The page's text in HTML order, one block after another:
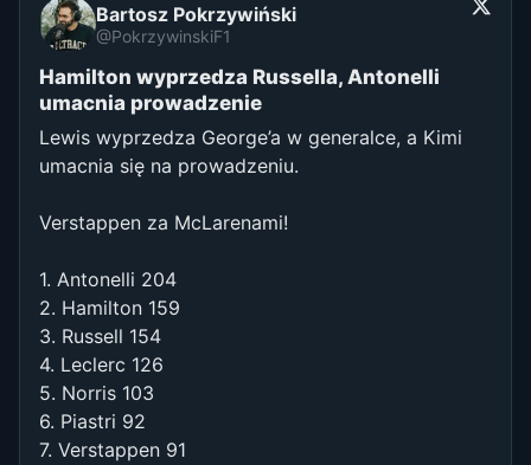
Bartosz Pokrzywiński
@PokrzywinskiF1
Hamilton wyprzedza Russella, Antonelli
umacnia prowadzenie
Lewis wyprzedza George’a w generalce, a Kimi
umacnia się na prowadzeniu.
Verstappen za McLarenami!
1. Antonelli 204
2. Hamilton 159
3. Russell 154
4. Leclerc 126
5. Norris 103
6. Piastri 92
7. Verstappen 91